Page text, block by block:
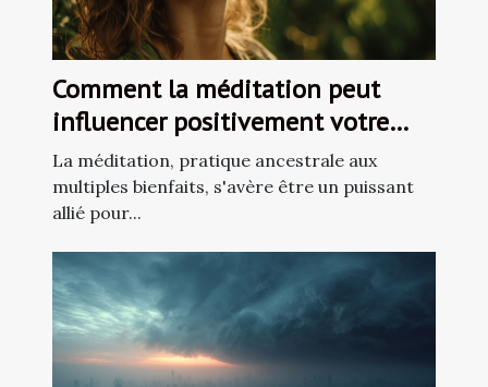
Comment la méditation peut
influencer positivement votre
pression artérielle étude de cas et
techniques
La méditation, pratique ancestrale aux
multiples bienfaits, s'avère être un puissant
allié pour...